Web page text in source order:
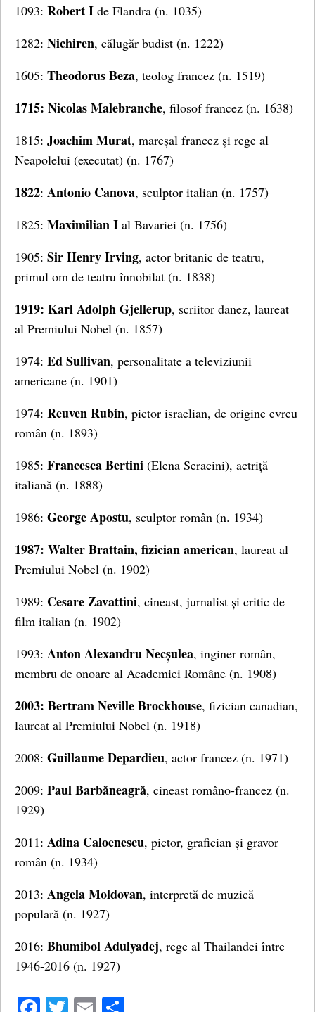
1093: Robert I de Flandra (n. 1035)
1282: Nichiren, călugăr budist (n. 1222)
1605: Theodorus Beza, teolog francez (n. 1519)
1715: Nicolas Malebranche, filosof francez (n. 1638)
1815: Joachim Murat, mareșal francez și rege al
Neapolelui (executat) (n. 1767)
1822: Antonio Canova, sculptor italian (n. 1757)
1825: Maximilian I al Bavariei (n. 1756)
1905: Sir Henry Irving, actor britanic de teatru,
primul om de teatru înnobilat (n. 1838)
1919: Karl Adolph Gjellerup, scriitor danez, laureat
al Premiului Nobel (n. 1857)
1974: Ed Sullivan, personalitate a televiziunii
americane (n. 1901)
1974: Reuven Rubin, pictor israelian, de origine evreu
român (n. 1893)
1985: Francesca Bertini (Elena Seracini), actriță
italiană (n. 1888)
1986: George Apostu, sculptor român (n. 1934)
1987: Walter Brattain, fizician american, laureat al
Premiului Nobel (n. 1902)
1989: Cesare Zavattini, cineast, jurnalist și critic de
film italian (n. 1902)
1993: Anton Alexandru Necșulea, inginer român,
membru de onoare al Academiei Române (n. 1908)
2003: Bertram Neville Brockhouse, fizician canadian,
laureat al Premiului Nobel (n. 1918)
2008: Guillaume Depardieu, actor francez (n. 1971)
2009: Paul Barbăneagră, cineast româno-francez (n.
1929)
2011: Adina Caloenescu, pictor, grafician și gravor
român (n. 1934)
2013: Angela Moldovan, interpretă de muzică
populară (n. 1927)
2016: Bhumibol Adulyadej, rege al Thailandei între
1946-2016 (n. 1927)